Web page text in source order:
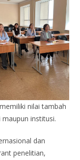
nilai tambah
institusi.
dan
penelitian,